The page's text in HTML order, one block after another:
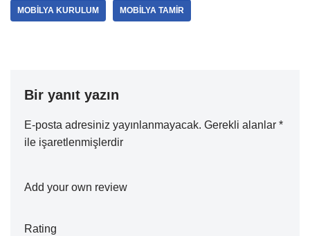
MOBILYA KURULUM MOBILYA TAMIR
Bir yanıt yazın
E-posta adresiniz yayınlanmayacak. Gerekli alanlar *
ile işaretlenmişlerdir
Add your own review
Rating